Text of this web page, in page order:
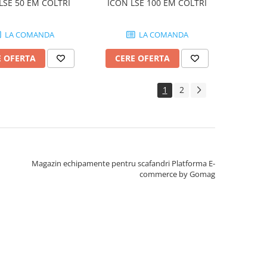
50 EM COLTRI
LA COMANDA
OFERTA
ICON LSE 100 EM COLTRI
LA COMANDA
CERE OFERTA
1 2
Magazin echipamente pentru scafandri Platforma E-
commerce by Gomag